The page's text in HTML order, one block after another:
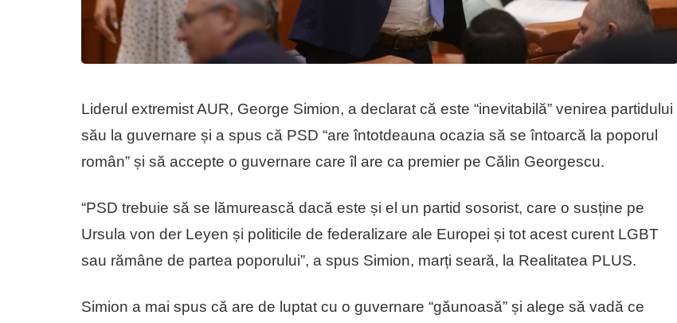
Liderul extremist AUR, George Simion, a declarat că este “inevitabilă” venirea partidului
său la guvernare și a spus că PSD “are întotdeauna ocazia să se întoarcă la poporul
român” și să accepte o guvernare care îl are ca premier pe Călin Georgescu.
“PSD trebuie să se lămurească dacă este și el un partid sosorist, care o susține pe
Ursula von der Leyen și politicile de federalizare ale Europei și tot acest curent LGBT
sau rămâne de partea poporului”, a spus Simion, marți seară, la Realitatea PLUS.
Simion a mai spus că are de luptat cu o guvernare “găunoasă” și alege să vadă ce